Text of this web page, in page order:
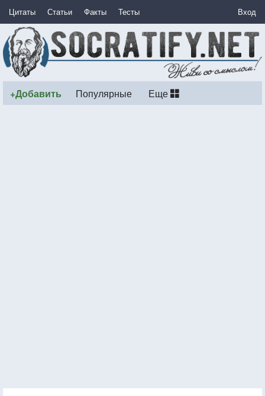
Цитаты Статьи Факты Тесты Вход
+Добавить Популярные Еще